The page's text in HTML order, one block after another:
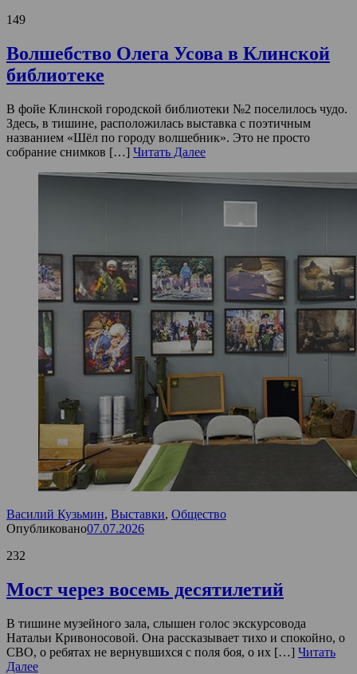
149
Волшебство Олега Усова в Клинской
библиотеке
В фойе Клинской городской библиотеки №2 поселилось чудо.
Здесь, в тишине, расположилась выставка с поэтичным
названием «Шёл по городу волшебник». Это не просто
собрание снимков […] Читать Далее
Василий Кузьмин, Выставки, Общество
Опубликовано07.07.2026
232
Мост через восемь десятилетий
В тишине музейного зала, слышен голос экскурсовода
Натальи Кривоносовой. Она рассказывает тихо и спокойно, о
СВО, о ребятах не вернувшихся с поля боя, о их […] Читать
Далее